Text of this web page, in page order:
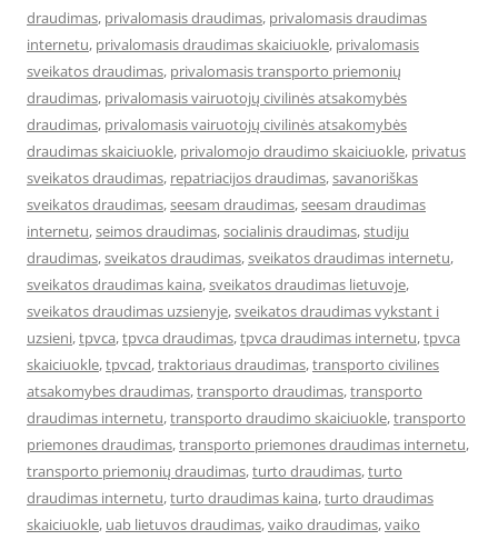
draudimas, privalomasis draudimas, privalomasis draudimas
internetu, privalomasis draudimas skaiciuokle, privalomasis
sveikatos draudimas, privalomasis transporto priemonių
draudimas, privalomasis vairuotojų civilinės atsakomybės
draudimas, privalomasis vairuotojų civilinės atsakomybės
draudimas skaiciuokle, privalomojo draudimo skaiciuokle, privatus
sveikatos draudimas, repatriacijos draudimas,savanoriškas
sveikatos draudimas,seesam draudimas,seesam draudimas
internetu,seimos draudimas,socialinis draudimas,studiju
draudimas,sveikatos draudimas,sveikatos draudimas internetu,
sveikatos draudimas kaina,sveikatos draudimas lietuvoje,
sveikatos draudimas uzsienyje,sveikatos draudimas vykstant i
uzsieni,tpvca,tpvca draudimas,tpvca draudimas internetu,tpvca
skaiciuokle,tpvcad,traktoriaus draudimas,transporto civilines
atsakomybes draudimas,transporto draudimas,transporto
draudimas internetu,transporto draudimo skaiciuokle,transporto
priemones draudimas,transporto priemones draudimas internetu,
transporto priemonių draudimas,turto draudimas,turto
draudimas internetu,turto draudimas kaina,turto draudimas
skaiciuokle, uab lietuvos draudimas,vaiko draudimas,vaiko